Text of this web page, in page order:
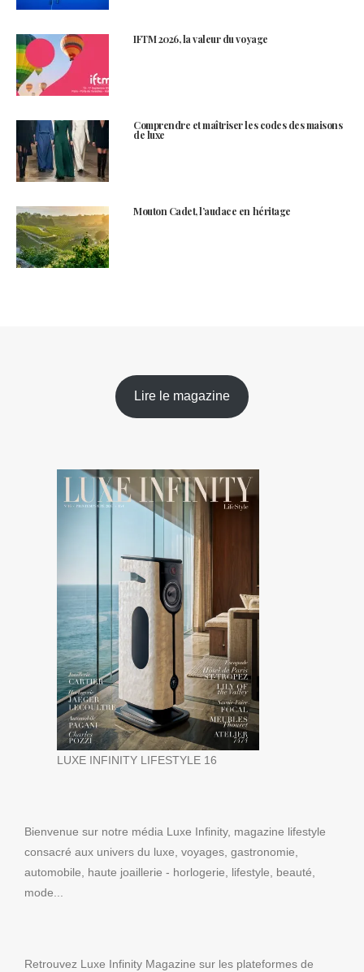
IFTM 2026, la valeur du voyage
Comprendre et maîtriser les codes des maisons
de luxe
Mouton Cadet, l’audace en héritage
Lire le magazine
LUXE INFINITY LIFESTYLE 16
Bienvenue sur notre média Luxe Infinity, magazine lifestyle
consacré aux univers du luxe, voyages, gastronomie,
automobile, haute joaillerie - horlogerie, lifestyle, beauté,
mode...
Retrouvez Luxe Infinity Magazine sur les plateformes de